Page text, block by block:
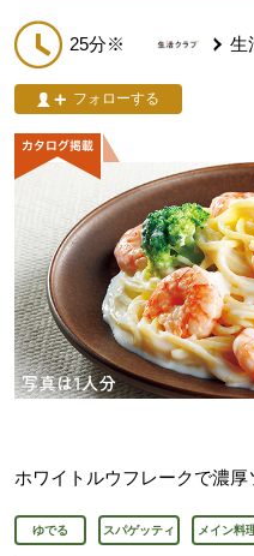
25分※ 生
フォローする
ホワイトルウフレークで濃
ゆでる スパゲッティ メイン料